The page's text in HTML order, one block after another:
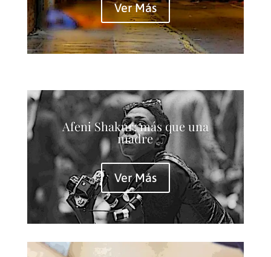
Ver Más
Afeni Shakur: más que una
madre
Ver Más